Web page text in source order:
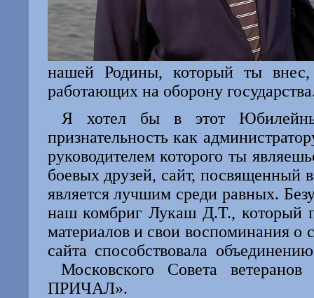
нашей Родины, который ты внес,
работающих на оборону
Я хотел бы в этот
признательность как
руководителем которого ты
боевых друзей, сайт,
является лучшим среди равных.
наш комбриг Лукаш Д.Т., который
материалов и свои воспоминания
сайта способствовала
Московского Совета
ПРИЧАЛ».